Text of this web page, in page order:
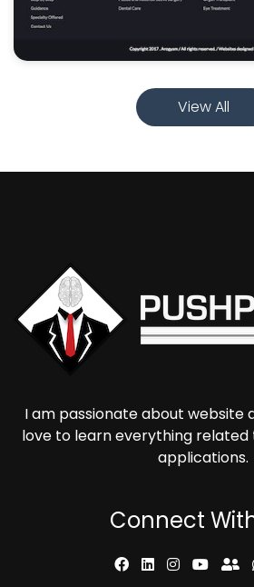
View All
I am passionate about website
love to learn everything related
applications.
Connect